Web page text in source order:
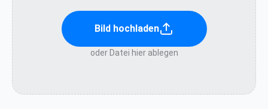
Bild hochladen
oder Datei hier ablegen